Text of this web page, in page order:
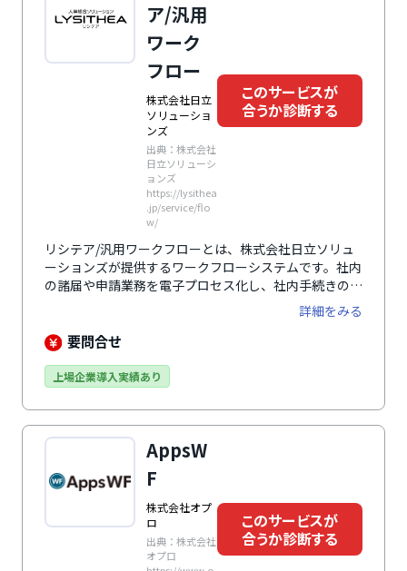
ア/汎用
ワーク
フロー
株式会社日立
ソリューショ
ンズ
出典：株式会社
日立ソリューシ
ョンズ
https://lysithea
.jp/service/flo
w/
このサービスが
合うか診断する
リシテア/汎用ワークフローとは、株式会社日立ソリュ
ーションズが提供するワークフローシステムです。社内
の諸届や申請業務を電子プロセス化し、社内手続きの効
率化・コンプライアンス強化を実現します。電子化によ
る従業員セルフサービスの範囲を広げる効果も。住所変
更や通勤経路変更など、人事系の各種申請書のテンプレ
で自社に合ったフォーマットを作成できます。また、人
助機能として、銀行マスター・郵便番号マスターが準備
されています。郵政公社提供のデータをそのまま取り込
めるので、頻繁に発生する郵便番号変更にもすぐに対応
詳細をみる
要問合せ
上場企業導入実績あり
AppsW
F
株式会社オプ
ロ
出典：株式会社
オプロ
このサービスが
合うか診断する